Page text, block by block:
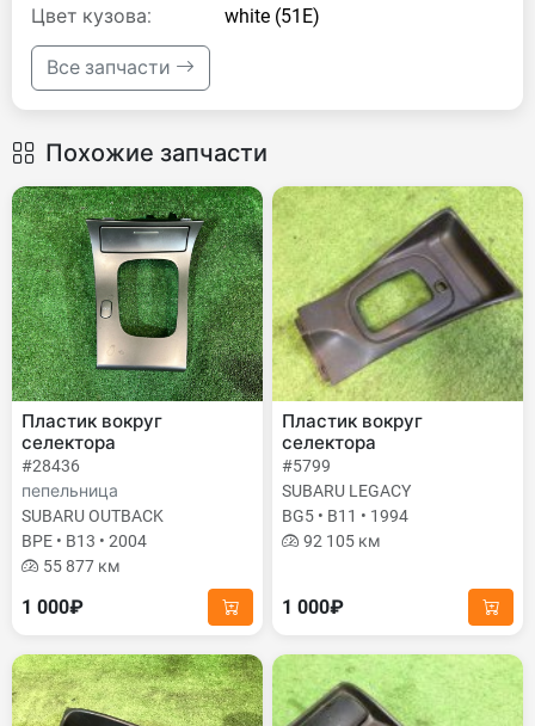
Цвет кузова:
white (51E)
Все запчасти
Похожие запчасти
Пластик вокруг
селектора
#28436
пепельница
SUBARU OUTBACK
BPE • B13 • 2004
55 877 км
1 000₽
Пластик вокруг
селектора
#5799
SUBARU LEGACY
BG5 • B11 • 1994
92 105 км
1 000₽